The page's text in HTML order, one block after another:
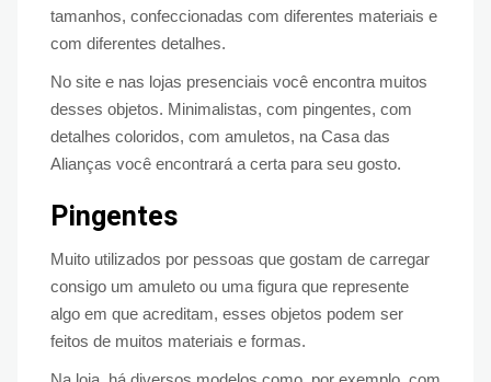
tamanhos, confeccionadas com diferentes materiais e
com diferentes detalhes.
No site e nas lojas presenciais você encontra muitos
desses objetos. Minimalistas, com pingentes, com
detalhes coloridos, com amuletos, na Casa das
Alianças você encontrará a certa para seu gosto.
Pingentes
Muito utilizados por pessoas que gostam de carregar
consigo um amuleto ou uma figura que represente
algo em que acreditam, esses objetos podem ser
feitos de muitos materiais e formas.